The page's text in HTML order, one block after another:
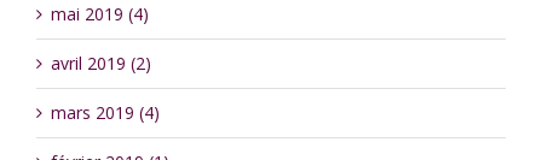
mai 2019 (4)
avril 2019 (2)
mars 2019 (4)